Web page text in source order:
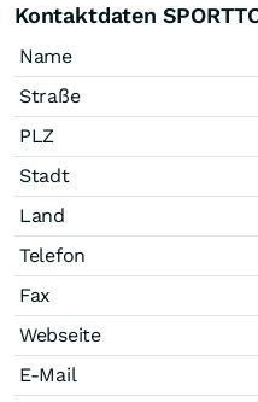
Kontaktdaten
Name
Straße
PLZ
Stadt
Land
Telefon
Fax
Webseite
E-Mail